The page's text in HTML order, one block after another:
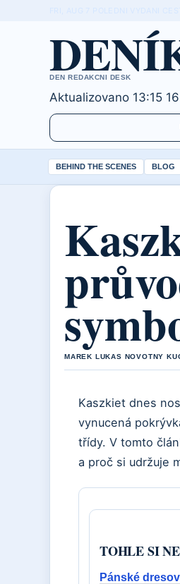
DEN REDAKCNI DESK
Aktualizovano 13:15
BEHIND THE SCENES BLOG
MAREK LUKAS NOVOTNY
Kaszkiet dnes
vynucená
třídy. V tomto
a proč si udržuje
TOHLE SI
Pánské